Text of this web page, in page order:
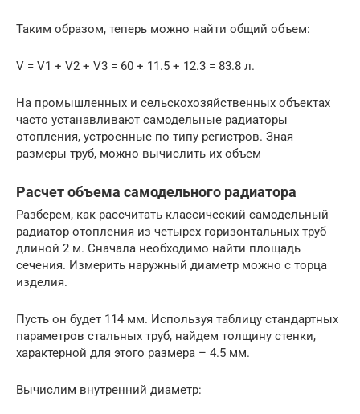
Таким образом, теперь можно найти общий объем:
V = V1 + V2 + V3 = 60 + 11.5 + 12.3 = 83.8 л.
На промышленных и сельскохозяйственных объектах
часто устанавливают самодельные радиаторы
отопления, устроенные по типу регистров. Зная
размеры труб, можно вычислить их объем
Расчет объема самодельного радиатора
Разберем, как рассчитать классический самодельный
радиатор отопления из четырех горизонтальных труб
длиной 2 м. Сначала необходимо найти площадь
сечения. Измерить наружный диаметр можно с торца
изделия.
Пусть он будет 114 мм. Используя таблицу стандартных
параметров стальных труб, найдем толщину стенки,
характерной для этого размера – 4.5 мм.
Вычислим внутренний диаметр: